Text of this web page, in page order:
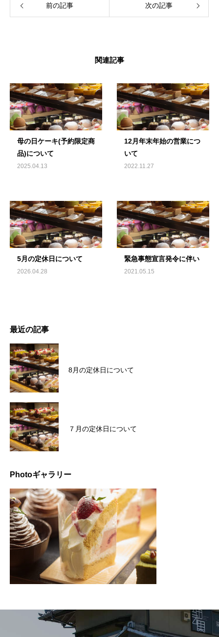
前の記事 次の記事
関連記事
母の日ケーキ(予約限定商
品)について
2025.04.13
12月年末年始の営業につ
いて
2022.11.27
5月の定休日について
2026.04.28
緊急事態宣言発令に伴い
2021.05.15
最近の記事
8月の定休日について
７月の定休日について
Photoギャラリー